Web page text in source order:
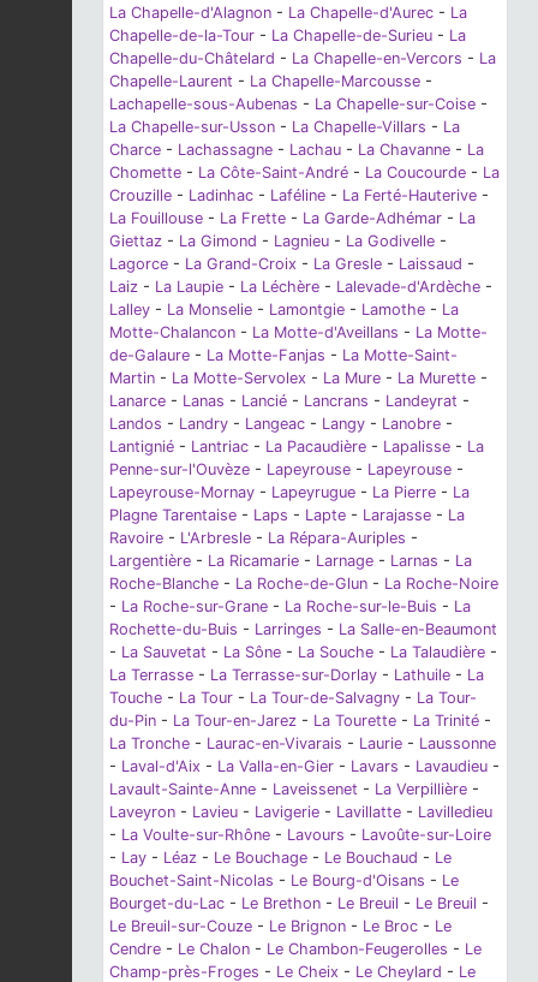
La Chapelle-d'Alagnon - La Chapelle-d'Aurec - La
Chapelle-de-la-Tour - La Chapelle-de-Surieu - La
Chapelle-du-Châtelard - La Chapelle-en-Vercors - La
Chapelle-Laurent - La Chapelle-Marcousse -
Lachapelle-sous-Aubenas - La Chapelle-sur-Coise -
La Chapelle-sur-Usson - La Chapelle-Villars - La
Charce - Lachassagne - Lachau - La Chavanne - La
Chomette - La Côte-Saint-André - La Coucourde - La
Crouzille - Ladinhac - Laféline - La Ferté-Hauterive -
La Fouillouse - La Frette - La Garde-Adhémar - La
Giettaz - La Gimond - Lagnieu - La Godivelle -
Lagorce - La Grand-Croix - La Gresle - Laissaud -
Laiz - La Laupie - La Léchère - Lalevade-d'Ardèche -
Lalley - La Monselie - Lamontgie - Lamothe - La
Motte-Chalancon - La Motte-d'Aveillans - La Motte-
de-Galaure - La Motte-Fanjas - La Motte-Saint-
Martin - La Motte-Servolex - La Mure - La Murette -
Lanarce - Lanas - Lancié - Lancrans - Landeyrat -
Landos - Landry - Langeac - Langy - Lanobre -
Lantignié - Lantriac - La Pacaudière - Lapalisse - La
Penne-sur-l'Ouvèze - Lapeyrouse - Lapeyrouse -
Lapeyrouse-Mornay - Lapeyrugue - La Pierre - La
Plagne Tarentaise - Laps - Lapte - Larajasse - La
Ravoire - L'Arbresle - La Répara-Auriples -
Largentière - La Ricamarie - Larnage - Larnas - La
Roche-Blanche - La Roche-de-Glun - La Roche-Noire
- La Roche-sur-Grane - La Roche-sur-le-Buis - La
Rochette-du-Buis - Larringes - La Salle-en-Beaumont
- La Sauvetat - La Sône - La Souche - La Talaudière -
La Terrasse - La Terrasse-sur-Dorlay - Lathuile - La
Touche - La Tour - La Tour-de-Salvagny - La Tour-
du-Pin - La Tour-en-Jarez - La Tourette - La Trinité -
La Tronche - Laurac-en-Vivarais - Laurie - Laussonne
- Laval-d'Aix - La Valla-en-Gier - Lavars - Lavaudieu -
Lavault-Sainte-Anne - Laveissenet - La Verpillière -
Laveyron - Lavieu - Lavigerie - Lavillatte - Lavilledieu
- La Voulte-sur-Rhône - Lavours - Lavoûte-sur-Loire
- Lay - Léaz - Le Bouchage - Le Bouchaud - Le
Bouchet-Saint-Nicolas - Le Bourg-d'Oisans - Le
Bourget-du-Lac - Le Brethon - Le Breuil - Le Breuil -
Le Breuil-sur-Couze - Le Brignon - Le Broc - Le
Cendre - Le Chalon - Le Chambon-Feugerolles - Le
Champ-près-Froges - Le Cheix - Le Cheylard - Le